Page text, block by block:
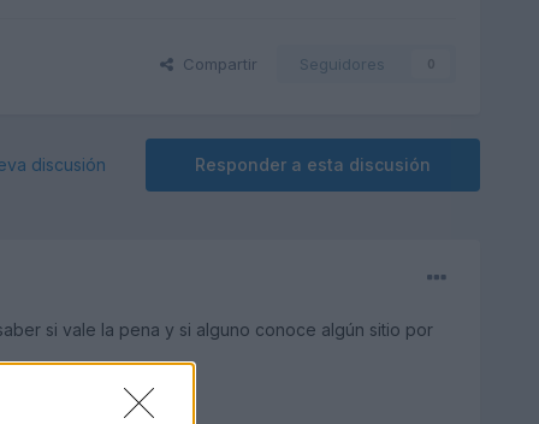
Compartir Seguidores 0
Responder a esta discusión
discusión
si vale la pena y si alguno conoce algún sitio por